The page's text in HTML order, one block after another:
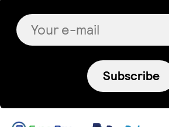
Subscribe